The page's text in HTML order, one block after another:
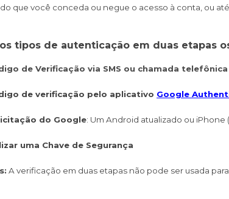
que você conceda ou negue o acesso à conta, ou
tipos de autenticação em duas etapas
de Verificação via SMS ou chamada telefônica
de verificação pelo aplicativo Google
do Google: Um Android atualizado ou iPhone
uma Chave de Segurança
A verificação em duas etapas não pode ser usada